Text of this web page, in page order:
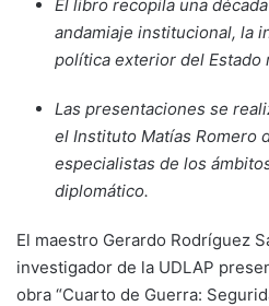
El libro recopila una
andamiaje institucional, la
política exterior del Estado
Las presentaciones se
el Instituto Matías Romero
especialistas de los
diplomático.
El maestro Gerardo Rodríguez
investigador de la UDLAP
obra “Cuarto de Guerra: